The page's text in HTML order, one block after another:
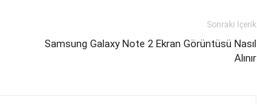
Sonraki İçerik
Samsung Galaxy Note 2 Ekran Görüntüsü Nasıl
Alınır